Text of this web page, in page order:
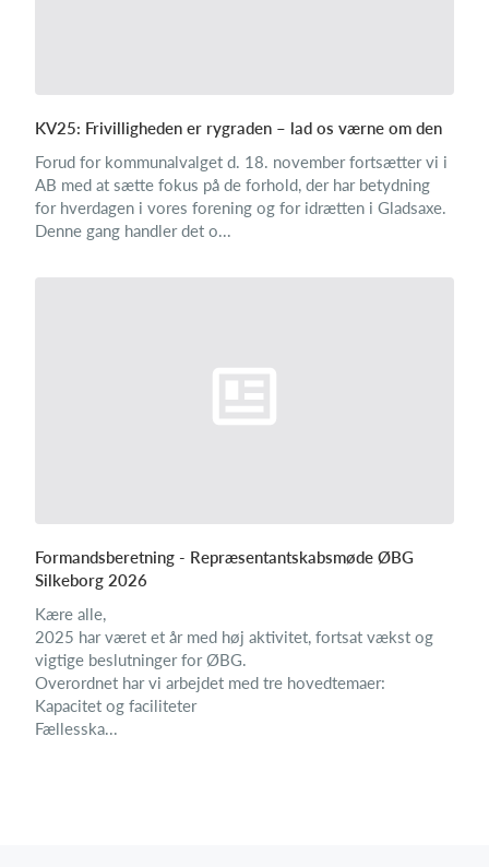
KV25: Frivilligheden er rygraden – lad os værne om den
Forud for kommunalvalget d. 18. november fortsætter vi i
AB med at sætte fokus på de forhold, der har betydning
for hverdagen i vores forening og for idrætten i Gladsaxe.
Denne gang handler det o...
Formandsberetning - Repræsentantskabsmøde ØBG
Silkeborg 2026
Kære alle,
2025 har været et år med høj aktivitet, fortsat vækst og
vigtige beslutninger for ØBG.
Overordnet har vi arbejdet med tre hovedtemaer:
Kapacitet og faciliteter
Fællesska...